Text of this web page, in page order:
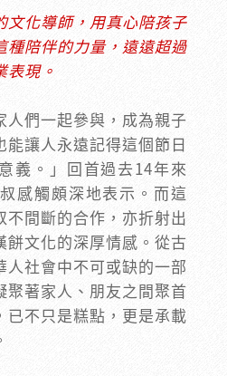
文化導師，用真心陪孩子
種陪伴的力量，遠遠超過
表現。
人們一起參與，成為親子
讓人永遠記得這個節日
義。」回首過去14年來
感觸頗深地表示。而這
不間斷的合作，亦折射出
餅文化的深厚情感。從古
人社會中不可或缺的一部
聚著家人、朋友之間聚首
已不只是糕點，更是承載